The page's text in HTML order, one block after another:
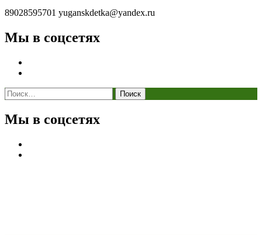
89028595701 yuganskdetka@yandex.ru
Мы в соцсетях
Найти:
Мы в соцсетях